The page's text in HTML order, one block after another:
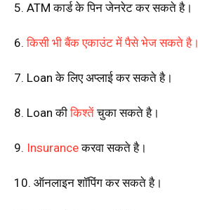
5. ATM कार्ड के पिन जेनरेट कर सकते है।
6.किसी भी बैंक एकाउंट में पैसे भेज सकते है।
7. Loan के लिए अप्लाई कर सकते है।
8. Loan कीकिश्तेंचुका सकते है।
9. Insuranceकरवा सकते है।
10. ऑनलाइन शॉपिंग कर सकते है।